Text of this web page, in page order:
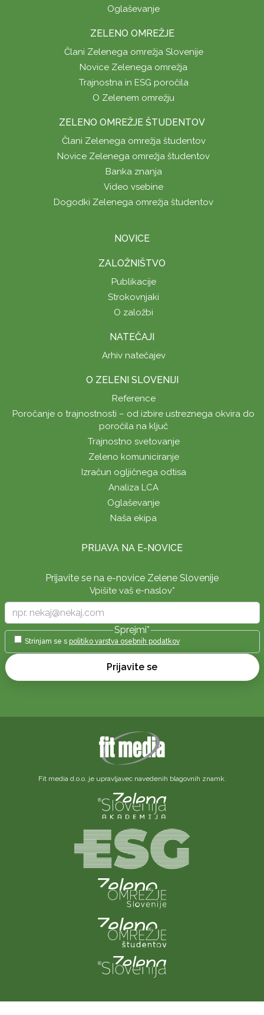
Oglaševanje
ZELENO OMREŽJE
Člani Zelenega omrežja Slovenije
Novice Zelenega omrežja
Trajnostna in ESG poročila
O Zelenem omrežju
ZELENO OMREŽJE ŠTUDENTOV
Člani Zelenega omrežja študentov
Novice Zelenega omrežja študentov
Banka znanja
Video vsebine
Dogodki Zelenega omrežja študentov
NOVICE
ZALOŽNIŠTVO
Publikacije
Strokovnjaki
O založbi
NATEČAJI
Arhiv natečajev
O ZELENI SLOVENIJI
Reference
Poročanje o trajnostnosti – od izbire ustreznega okvira do
poročila na ključ
Trajnostno svetovanje
Zeleno komuniciranje
Izračun ogljičnega odtisa
Analiza LCA
Oglaševanje
Naša ekipa
PRIJAVA NA E-NOVICE
Prijavite se na e-novice Zelene Slovenije
Vpišite vaš e-naslov*
Sprejmi*
Strinjam se s politiko varstva osebnih podatkov
Prijavite se
Fit media d.o.o. je upravljavec navedenih blagovnih znamk.